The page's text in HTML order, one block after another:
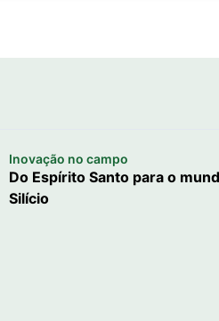
Inovação no campo
Do Espírito Santo para o
Silício